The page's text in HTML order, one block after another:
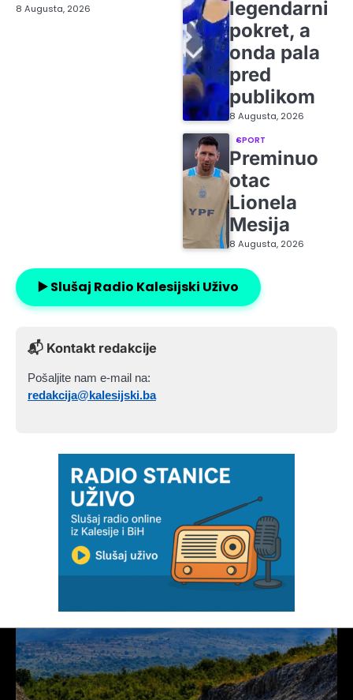
8 Augusta, 2026
legendarni
pokret, a
onda pala
pred
publikom
8 Augusta, 2026
SPORT
Preminuo
otac
Lionela
Mesija
8 Augusta, 2026
▶️ Slušaj Radio Kalesijski Uživo
📬 Kontakt redakcije
Pošaljite nam e-mail na:
redakcija@kalesijski.ba